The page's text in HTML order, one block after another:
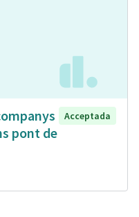
pont de
Acceptada